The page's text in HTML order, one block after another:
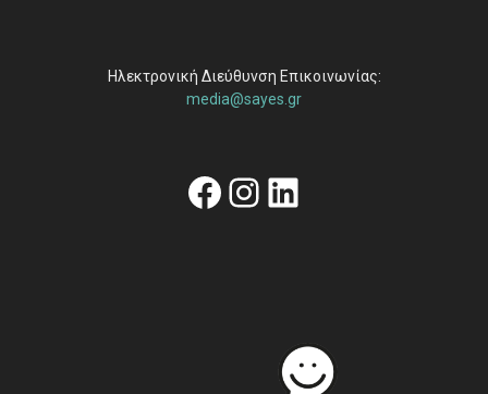
Ηλεκτρονική Διεύθυνση Επικοινωνίας:
media@sayes.gr
Facebook
Instagram
Linkedin